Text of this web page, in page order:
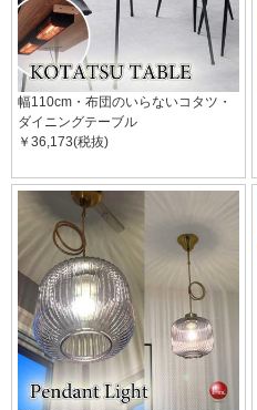
幅110cm・布団のいらないコタツ・
ダイニングテーブル
￥36,173(税抜)